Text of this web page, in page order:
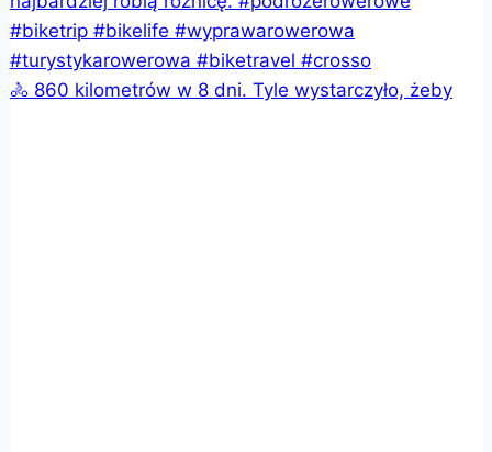
🚴 860 kilometrów w 8 dni. Tyle wystarczyło, żeby